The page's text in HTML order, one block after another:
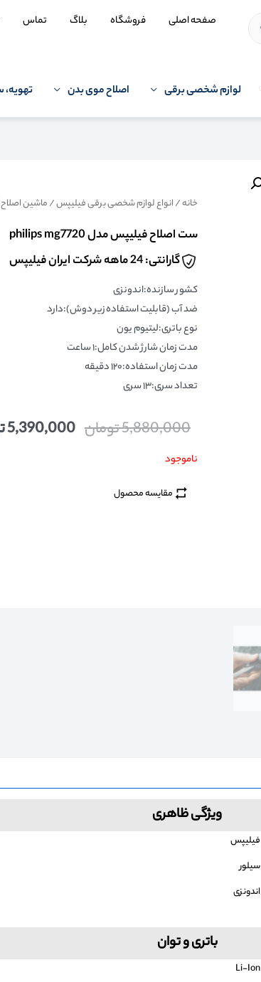
صفحه اصلی فروشگاه بلاگ تماس
لوازم شخصی برقی اصلاح موی بدن
خانه/ انواع لوازم شخصی برقی فیلیپس/ماشین اصلاح
ست اصلاح فیلیپس مدل philips mg7720
گارانتی: 24 ماهه شرکت ایران فیلیپس
کشور سازنده:اندونزی
ضد آب (قابلیت استفاده زیر دوش):دارد
نوع باتری:لیتیوم یون
مدت زمان شارژ شدن کامل:۱ ساعت
مدت زمان استفاده:۱۲۰ دقیقه
تعداد سری:۱۳ سری
5,880,000تومان 5,390,000
ناموجود
مقایسه محصول
ویژگی ظاهری
فیلیپس
سیلور
اندونزی
باتری و توان
Li-Ion